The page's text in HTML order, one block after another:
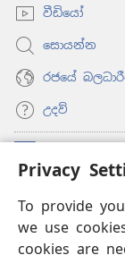
Privacy
To provide
we use
cookies are
වීඩියෝ
සොයන්න
රජයේ
උදව්
(opens
new
ඔන්ලයින්
(opens
new
window)JW Hub